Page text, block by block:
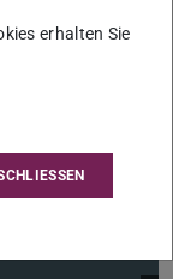
erhalten Sie